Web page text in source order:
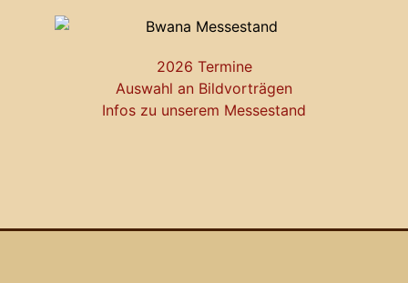
2026 Termine
Auswahl an Bildvorträgen
Infos zu unserem Messestand